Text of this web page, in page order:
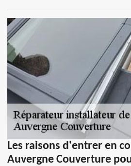
Les raisons d'entrer en
Auvergne Couverture